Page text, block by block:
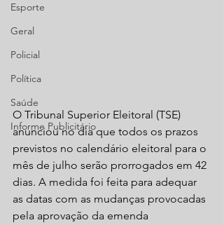
Esporte
Geral
Policial
Política
Saúde
Informe Publicitário
O Tribunal Superior Eleitoral (TSE)
anunciou no dia que todos os prazos
previstos no calendário eleitoral para o
mês de julho serão prorrogados em 42
dias. A medida foi feita para adequar
as datas com as mudanças provocadas
pela aprovação da emenda